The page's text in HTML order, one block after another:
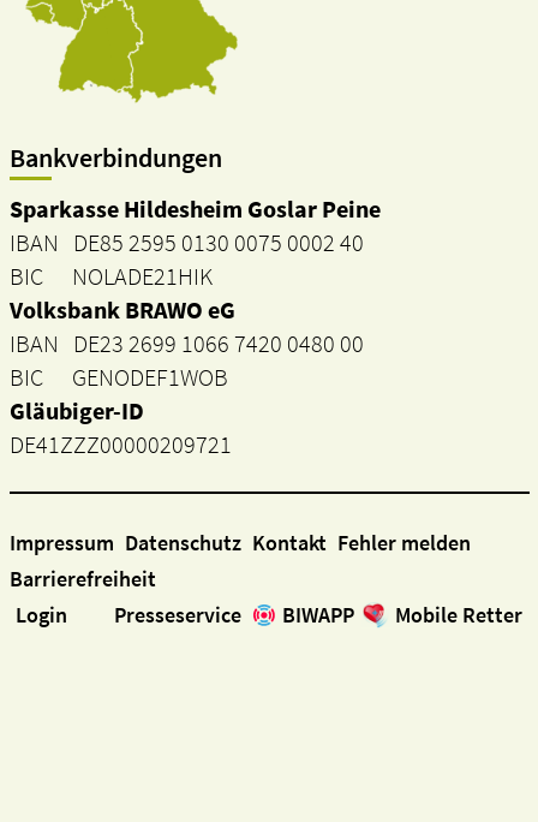
Bankverbindungen
Sparkasse Hildesheim Goslar Peine
IBAN DE85 2595 0130 0075 0002 40
BIC NOLADE21HIK
Volksbank BRAWO eG
IBAN DE23 2699 1066 7420 0480 00
BIC GENODEF1WOB
Gläubiger-ID
DE41ZZZ00000209721
Impressum Datenschutz Kontakt Fehler melden
Barrierefreiheit
Login
Presseservice BIWAPP Mobile Retter